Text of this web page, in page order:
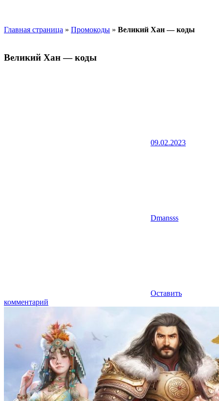
Главная страница » Промокоды » Великий Хан — коды
Великий Хан — коды
09.02.2023
Dmansss
Оставить
комментарий